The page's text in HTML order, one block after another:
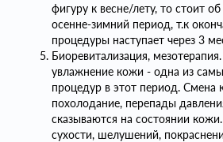
фигуру к весне/лету, то стоит
осенне-зимний период, т.к
процедуры наступает через 3
Биоревитализация,
увлажнение кожи - одна из
процедур в этот период. Смена
похолодание, перепады
сказываются на состоянии
сухости, шелушений,